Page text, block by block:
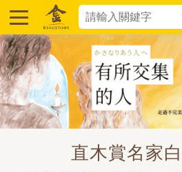
直木賞名家